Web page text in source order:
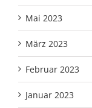
Mai 2023
März 2023
Februar 2023
Januar 2023